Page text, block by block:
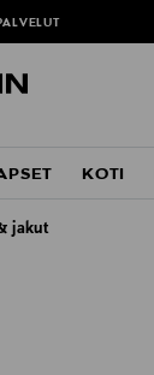
KOTI
jakut